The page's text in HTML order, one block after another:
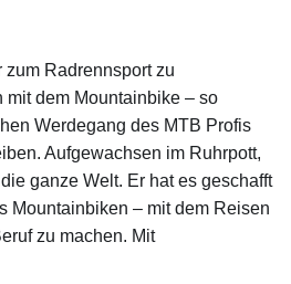
zum Radrennsport zu
mit dem Mountainbike – so
Werdegang des MTB Profis
Aufgewachsen im Ruhrpott,
ganze Welt. Er hat es geschafft
Mountainbiken – mit dem Reisen
zu machen. Mit